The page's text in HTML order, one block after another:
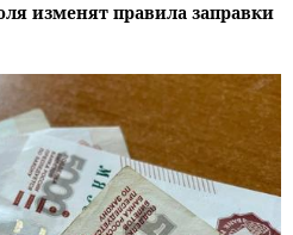
изменят правила заправки